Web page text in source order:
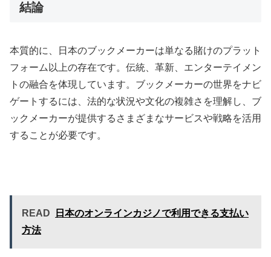
結論
本質的に、日本のブックメーカーは単なる賭けのプラット
フォーム以上の存在です。伝統、革新、エンターテイメン
トの融合を体現しています。ブックメーカーの世界をナビ
ゲートするには、法的な状況や文化の複雑さを理解し、ブ
ックメーカーが提供するさまざまなサービスや戦略を活用
することが必要です。
READ
日本のオンラインカジノで利用できる支払い
方法